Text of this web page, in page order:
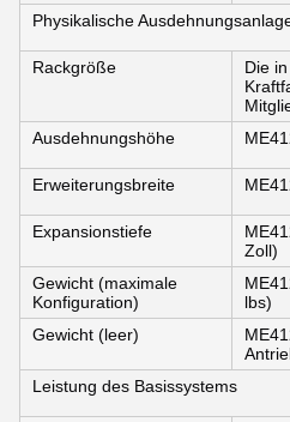
Physikalische
Rackgröße
Die
Ausdehnungshöhe
Erweiterungsbreite
Expansionstiefe
Zoll)
Gewicht (maximale
Konfiguration)
lbs)
Gewicht (leer)
Leistung des Basissystems